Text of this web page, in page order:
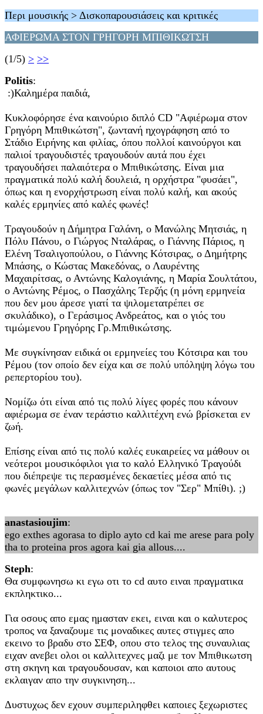
Περι μουσικής > Δισκοπαρουσιάσεις και κριτικές
ΑΦΙΕΡΩΜΑ ΣΤΟΝ ΓΡΗΓΟΡΗ ΜΠΙΘΙΚΩΤΣΗ
(1/5) > >>
Politis:
:)Καλημέρα παιδιά,
Κυκλοφόρησε ένα καινούριο διπλό CD "Αφιέρωμα στον
Γρηγόρη Μπιθικώτση", ζωντανή ηχογράφηση από το
Στάδιο Ειρήνης και φιλίας, όπου πολλοί καινούργοι και
παλιοί τραγουδιστές τραγουδούν αυτά που έχει
τραγουδήσει παλαιότερα ο Μπιθικώτσης. Είναι μια
πραγματικά πολύ καλή δουλειά, η ορχήστρα "φυσάει",
όπως και η ενορχήστρωση είναι πολύ καλή, και ακούς
καλές ερμηνίες από καλές φωνές!
Τραγουδούν η Δήμητρα Γαλάνη, ο Μανώλης Μητσιάς, η
Πόλυ Πάνου, ο Γιώργος Νταλάρας, ο Γιάννης Πάριος, η
Ελένη Τσαλιγοπούλου, ο Γιάννης Κότσιρας, ο Δημήτρης
Μπάσης, ο Κώστας Μακεδόνας, ο Λαυρέντης
Μαχαιρίτσας, ο Αντώνης Καλογιάνης, η Μαρία Σουλτάτου,
ο Αντώνης Ρέμος, ο Πασχάλης Τερζής (η μόνη ερμηνεία
που δεν μου άρεσε γιατί τα ψιλομετατρέπει σε
σκυλάδικο), ο Γεράσιμος Ανδρεάτος, και ο γιός του
τιμώμενου Γρηγόρης Γρ.Μπιθικώτσης.
Με συγκίνησαν ειδικά οι ερμηνείες του Κότσιρα και του
Ρέμου (τον οποίο δεν είχα και σε πολύ υπόληψη λόγω του
ρεπερτορίου του).
Νομίζω ότι είναι από τις πολύ λίγες φορές που κάνουν
αφιέρωμα σε έναν τεράστιο καλλιτέχνη ενώ βρίσκεται εν
ζωή.
Επίσης είναι από τις πολύ καλές ευκαιρείες να μάθουν οι
νεότεροι μουσικόφιλοι για το καλό Ελληνικό Τραγούδι
που διέπρεψε τις περασμένες δεκαετίες μέσα από τις
φωνές μεγάλων καλλιτεχνών (όπως τον "Σερ" Μπίθι). ;)
anastasioujim:
ego exthes agorasa to diplo ayto cd kai me arese para poly
tha to proteina pros agora kai gia allous....
Steph:
Θα συμφωνησω κι εγω οτι το cd αυτο ειναι πραγματικα
εκπληκτικο...
Για οσους απο εμας ημασταν εκει, ειναι και ο καλυτερος
τροπος να ξαναζουμε τις μοναδικες αυτες στιγμες απο
εκεινο το βραδυ στο ΣΕΦ, οπου στο τελος της συναυλιας
ειχαν ανεβει ολοι οι καλλιτεχνες μαζι με τον Μπιθικωτση
στη σκηνη και τραγουδουσαν, και καποιοι απο αυτους
εκλαιγαν απο την συγκινηση...
Δυστυχως δεν εχουν συμπεριληφθει καποιες ξεχωριστες